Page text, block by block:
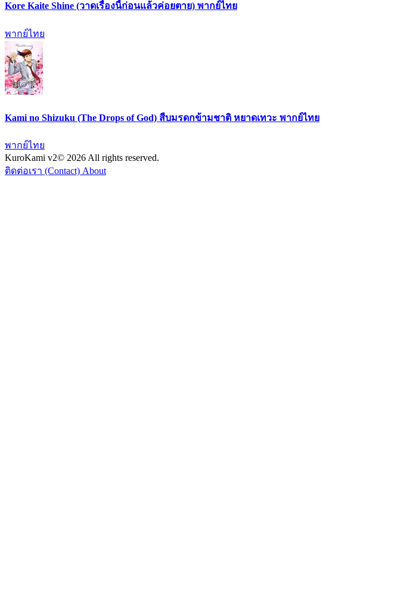
Kore Kaite Shine (วาดเรื่องนี้ก่อนแล้วค่อยตาย) พากย์ไทย
พากย์ไทย
Kami no Shizuku (The Drops of God) สืบมรดกข้ามชาติ หยาดเทวะ พากย์ไทย
พากย์ไทย
KuroKami v2© 2026 All rights reserved.
ติดต่อเรา (Contact) About